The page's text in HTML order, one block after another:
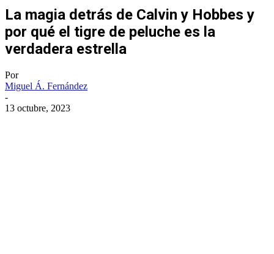
La magia detrás de Calvin y Hobbes y
por qué el tigre de peluche es la
verdadera estrella
Por
Miguel Á. Fernández
-
13 octubre, 2023